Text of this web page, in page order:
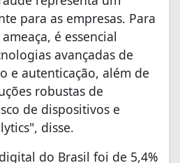
para as empresas. Para
é essencial
avançadas de
e autenticação, além de
robustas de
de dispositivos e
disse.
do Brasil foi de 5,4%